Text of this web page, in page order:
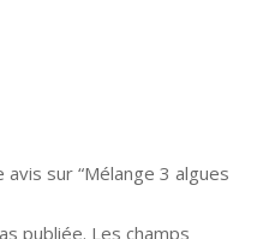
sur “Mélange 3 algues
publiée. Les champs